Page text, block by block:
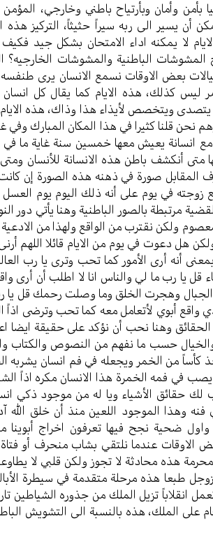
وأمان وبأرتياح باطني وخارجي،
يسير الى ربه سيراً حثيثاً، التركيز هذه
لا يمكنه اداء الامتحان بشكل جيد فكيف
المشوشات الباطنية والمشوشات
بعض الاوقات نسمع الانسان يرى
ليس كذلك، هذه الايام كما يقال كل
ويتخصص لأيذاء هذا وذاك، هذه الايام
نحن قلنا كثيرا في هذا المكان المبارك وفي
مع انسانة يعيش معها خمسين سنة غاية ما في
متى أنكشف باطن هذه الانسانة للأنسان
المقابل صورة في ذهنه هذه الصورة إن كانت
زوجته في يوم على أنه ذلك اليوم يوم
مرتبطة بالصور الباطنية وهنا يأتي دور
ولكن نقترب من الواقع ولهذا من
هل دعوت في يوم من الايام قائلا اللهم أرنى
أنه أرى الأمور كما تحب وترى يا رب
قل يا رب ما لي والناس انا لا اطلب أن أرى
الجبال وهجرت الخلق وما وصلت رحمك قل يا
واقع أبوي لأتعامل معه كما تحب وترضى
وهنا نحب أن نؤكد على حقيقة ايضا
حسب ما نفهم من النصوص والكتاب
كأساً من الخمر ويجعله في فم انسان يشربه
في فمه الخمرة هذا الانسان مكره اذاً
لك حقائق الأشياء ويا له من موجود ذكي
وهذا الموجود اللعين منذ أن خلق الله
واول ضحية نجح فيها تعرفون اخراج أبوينا
الاوقات عندما نلتقي بشاب منحرف أو
هذه محادثة لا تجوز ولكن قلبي لا
طبعا هذه مرحلة متقدمة في سيطرة
انقلاباً تزيل الملك من جذوره الشياطين
الملك، هذه بالنسبة الى التشويش